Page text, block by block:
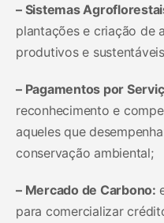
– Sistemas
plantações e criação de
produtivos e
– Pagamentos por
reconhecimento e
aqueles que
conservação ambiental;
– Mercado de Carbono:
para comercializar